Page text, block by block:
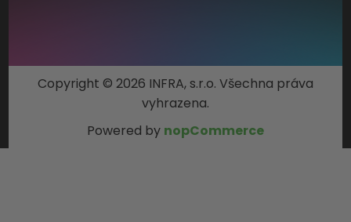
Copyright © 2026 INFRA, s.r.o. Všechna práva
vyhrazena.
Powered by nopCommerce